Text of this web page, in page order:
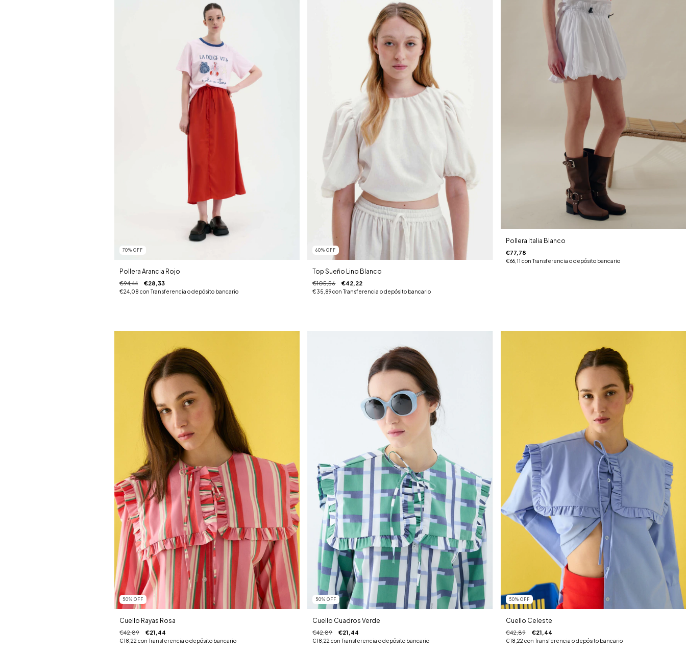
70% OFF
Pollera Arancia Rojo
€94,44 €28,33
€24,08 con Transferencia o depósito bancario
60%OFF
Top Sueño Lino Blanco
€105,56 €42,22
€35,89con Transferencia o depósito bancario
Pollera Italia Blanco
€77,78
€66,11 con Transferencia o depósito bancario
50% OFF
Cuello Rayas Rosa
€42,89 €21,44
€18,22 con Transferencia o depósito bancario
50%OFF
Cuello Cuadros Verde
€42,89 €21,44
€18,22con Transferencia o depósito bancario
50% OFF
Cuello Celeste
€42,89 €21,44
€18,22 con Transferencia o depósito bancario